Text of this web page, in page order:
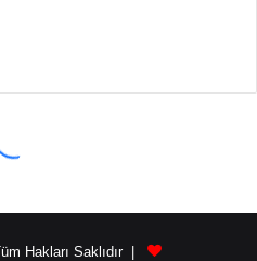
Hakları Saklıdır |